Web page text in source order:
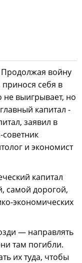
Продолжая войну
принося себя в
не выигрывает, но
капитал -
заявил в
и экономист
капитал
самой дорогой,
экономических
— направлять
там погибли.
их туда, чтобы